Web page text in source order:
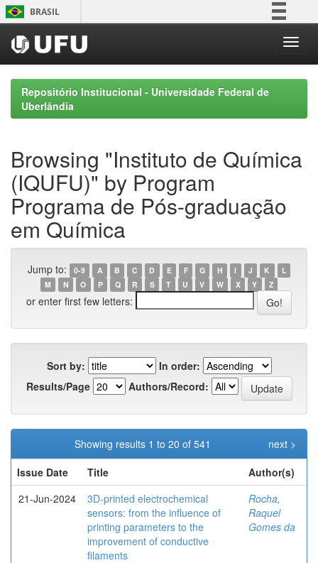
Skip
navigation
BRASIL
Participe
Acesso à informação
Legislação
Repositório Institucional - Universidade Federal de
Uberlândia
Browsing "Instituto de Química
(IQUFU)" by Program
Programa de Pós-graduação
em Química
Jump to: 0-9 A B C D E F G H I J K
L
M
N O P Q R S T U V W X Y Z
or enter first few letters:
Sort by:
In order:
Results/Page
Authors/Record:
Showing results 1 to 20 of 541
next >
Issue Date
Title
Author(s)
21-Jun-2024
3D-printed electrochemical
sensors: from the influence of
printing parameters to the
improvement of conductive
filaments
Rocha,
Raquel
Gomes da